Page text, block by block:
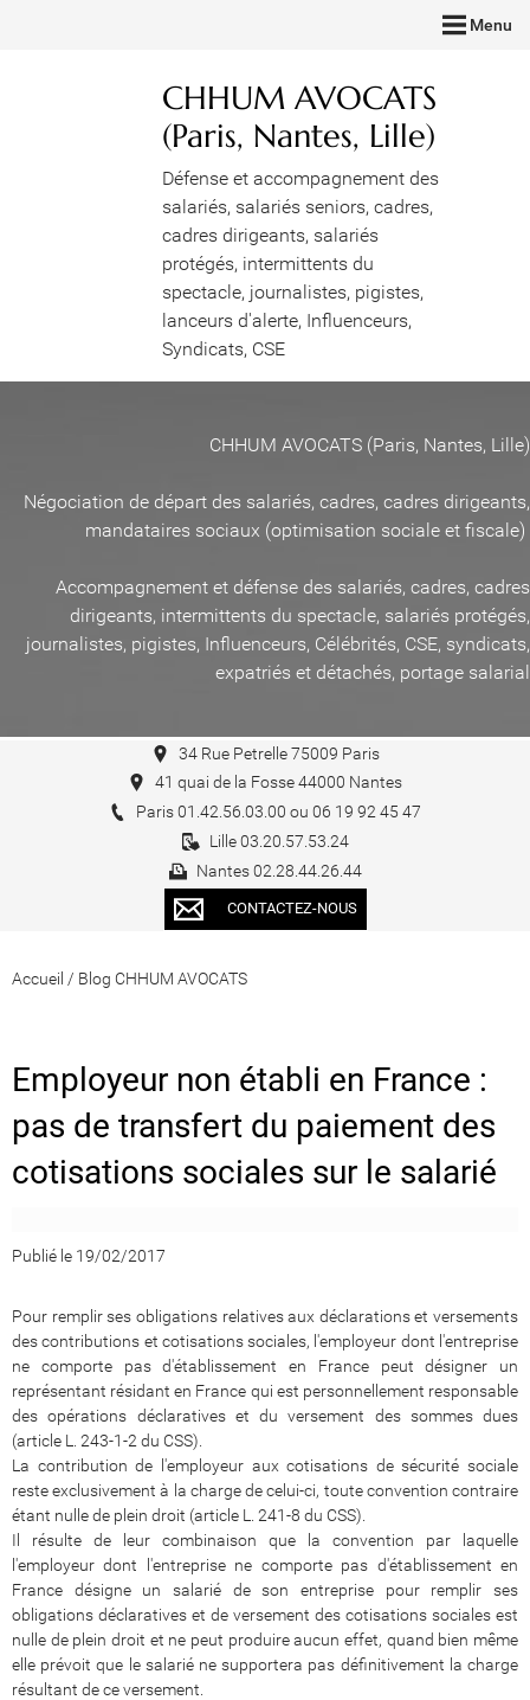
Menu
CHHUM AVOCATS
(Paris, Nantes, Lille)
Défense et accompagnement des
salariés, salariés seniors, cadres,
cadres dirigeants, salariés
protégés, intermittents du
spectacle, journalistes, pigistes,
lanceurs d'alerte, Influenceurs,
Syndicats, CSE
CHHUM AVOCATS (Paris, Nantes, Lille)
Négociation de départ des salariés, cadres, cadres dirigeants,
mandataires sociaux (optimisation sociale et fiscale)
Accompagnement et défense des salariés, cadres, cadres
dirigeants, intermittents du spectacle, salariés protégés,
journalistes, pigistes, Influenceurs, Célébrités, CSE, syndicats,
expatriés et détachés, portage salarial
34 Rue Petrelle 75009 Paris
41 quai de la Fosse 44000 Nantes
Paris 01.42.56.03.00 ou 06 19 92 45 47
Lille 03.20.57.53.24
Nantes 02.28.44.26.44
CONTACTEZ-NOUS
Accueil / Blog CHHUM AVOCATS
Employeur non établi en France :
pas de transfert du paiement des
cotisations sociales sur le salarié
Publié le 19/02/2017
Pour remplir ses obligations relatives aux déclarations et versements
des contributions et cotisations sociales, l'employeur dont l'entreprise
ne comporte pas d'établissement en France peut désigner un
représentant résidant en France qui est personnellement responsable
des opérations déclaratives et du versement des sommes dues
(article L. 243-1-2 du CSS).
La contribution de l'employeur aux cotisations de sécurité sociale
reste exclusivement à la charge de celui-ci, toute convention contraire
étant nulle de plein droit (article L. 241-8 du CSS).
Il résulte de leur combinaison que la convention par laquelle
l'employeur dont l'entreprise ne comporte pas d'établissement en
France désigne un salarié de son entreprise pour remplir ses
obligations déclaratives et de versement des cotisations sociales est
nulle de plein droit et ne peut produire aucun effet, quand bien même
elle prévoit que le salarié ne supportera pas définitivement la charge
résultant de ce versement.